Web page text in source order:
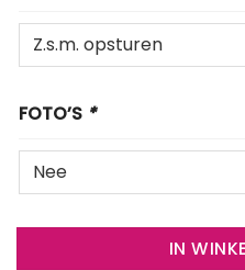
FOTO’S *
IN